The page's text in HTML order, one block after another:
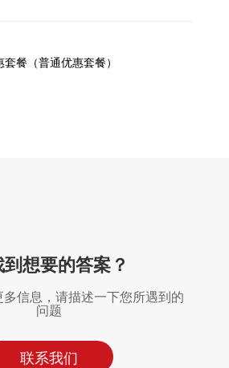
餐（普通优惠套餐）
想要的答案？
信息，请描述一下您所遇到的
问题
联系我们